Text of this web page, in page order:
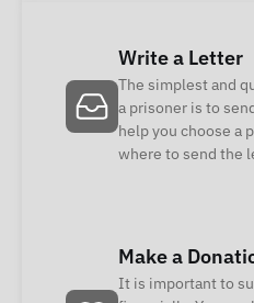
Write a Letter
The simplest and
a prisoner is to
help you choose a
where to send the
Make a
It is important to